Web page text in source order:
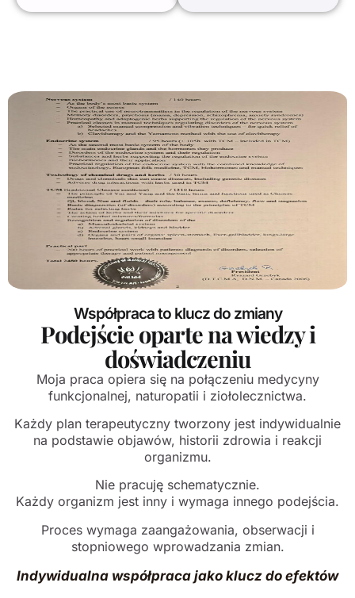
Współpraca to klucz do zmiany
Podejście oparte na wiedzy i
doświadczeniu
Moja praca opiera się na połączeniu medycyny
funkcjonalnej, naturopatii i ziołolecznictwa.
Każdy plan terapeutyczny tworzony jest indywidualnie
na podstawie objawów, historii zdrowia i reakcji
organizmu.
Nie pracuję schematycznie.
Każdy organizm jest inny i wymaga innego podejścia.
Proces wymaga zaangażowania, obserwacji i
stopniowego wprowadzania zmian.
Indywidualna współpraca jako klucz do efektów